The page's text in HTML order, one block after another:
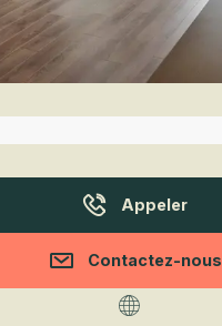
Appeler
Contactez-nous